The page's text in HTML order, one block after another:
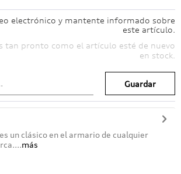
electrónico y mantente informado sobre
este artículo.
tan pronto como el artículo esté de nuevo
en stock.
Guardar
un clásico en el armario de cualquier
más